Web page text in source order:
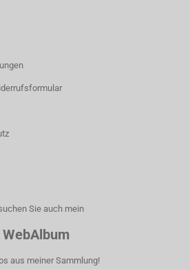
Sie auch mein
WebAlbum
aus meiner Sammlung!